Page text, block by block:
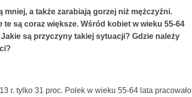
a także zarabiają gorzej niż mężczyźni.
te są coraz większe. Wśród kobiet w wieku 55-64
są przyczyny takiej sytuacji? Gdzie należy
r. tylko 31 proc. Polek w wieku 55-64 lata pracowało